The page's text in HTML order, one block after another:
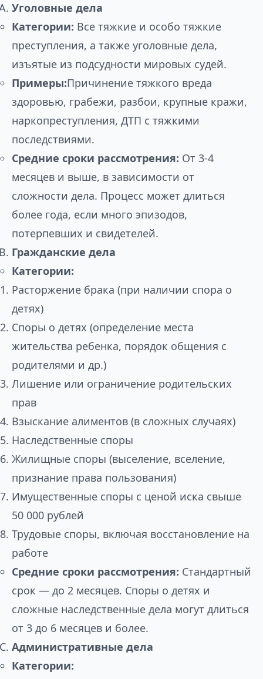
Уголовные дела
Категории: Все тяжкие и особо тяжкие
преступления, а также уголовные дела,
изъятые из подсудности мировых судей.
Примеры:Причинение тяжкого вреда
здоровью, грабежи, разбои, крупные кражи,
наркопреступления, ДТП с тяжкими
последствиями.
Средние сроки рассмотрения: От 3-4
месяцев и выше, в зависимости от
сложности дела. Процесс может длиться
более года, если много эпизодов,
потерпевших и свидетелей.
Гражданские дела
Категории:
Расторжение брака (при наличии спора о
детях)
Споры о детях (определение места
жительства ребенка, порядок общения с
родителями и др.)
Лишение или ограничение родительских
прав
Взыскание алиментов (в сложных случаях)
Наследственные споры
Жилищные споры (выселение, вселение,
признание права пользования)
Имущественные споры с ценой иска свыше
50 000 рублей
Трудовые споры, включая восстановление на
работе
Средние сроки рассмотрения: Стандартный
срок — до 2 месяцев. Споры о детях и
сложные наследственные дела могут длиться
от 3 до 6 месяцев и более.
Административные дела
Категории: